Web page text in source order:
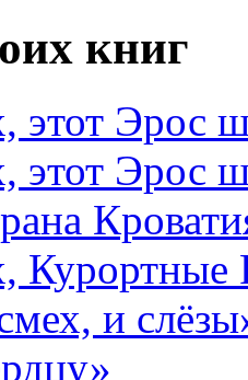
книг
этот Эрос
этот Эрос
и